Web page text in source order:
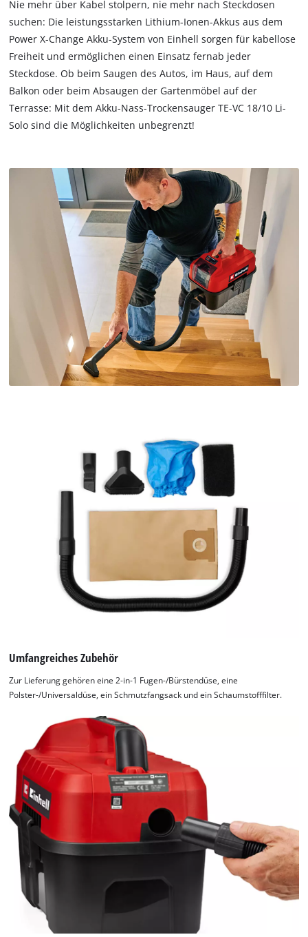
Nie mehr über Kabel stolpern, nie mehr nach Steckdosen
suchen: Die leistungsstarken Lithium-Ionen-Akkus aus dem
Power X-Change Akku-System von Einhell sorgen für kabellose
Freiheit und ermöglichen einen Einsatz fernab jeder
Steckdose. Ob beim Saugen des Autos, im Haus, auf dem
Balkon oder beim Absaugen der Gartenmöbel auf der
Terrasse: Mit dem Akku-Nass-Trockensauger TE-VC 18/10 Li-
Solo sind die Möglichkeiten unbegrenzt!
Umfangreiches Zubehör
Zur Lieferung gehören eine 2-in-1 Fugen-/Bürstendüse, eine
Polster-/Universaldüse, ein Schmutzfangsack und ein Schaumstofffilter.